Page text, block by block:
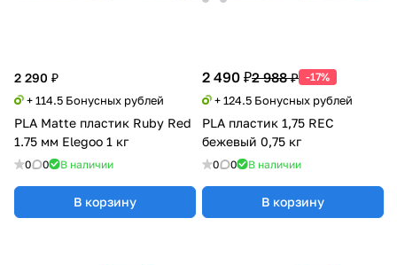
2 290 ₽
+ 114.5 Бонусных рублей
PLA Matte пластик Ruby Red
1.75 мм Elegoo 1 кг
0 0 В наличии
В корзину
2 490 ₽2 988 ₽ -17%
+ 124.5 Бонусных рублей
PLA пластик 1,75 REC
бежевый 0,75 кг
0 0 В наличии
В корзину